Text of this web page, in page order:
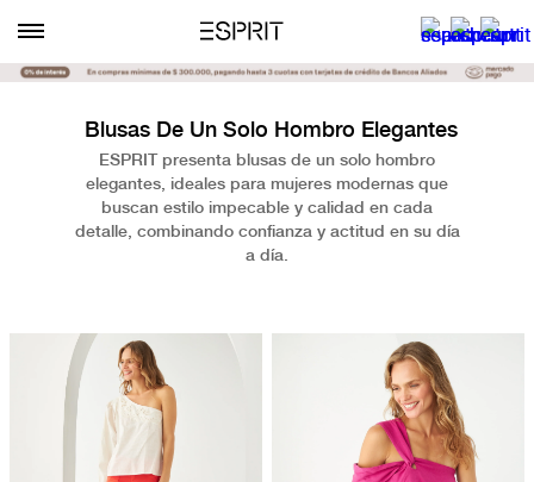
Blusas De Un Solo Hombro Elegantes
ESPRIT presenta blusas de un solo hombro
elegantes, ideales para mujeres modernas que
buscan estilo impecable y calidad en cada
detalle, combinando confianza y actitud en su día
a día.